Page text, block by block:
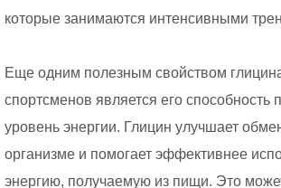
которые занимаются интенсивными
Еще одним полезным свойством
спортсменов является его способность
уровень энергии. Глицин улучшает
организме и помогает эффективнее
энергию, получаемую из пищи. Это